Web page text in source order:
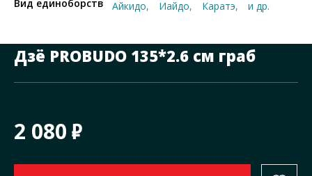
Вид единоборств
Айкидо Иайдо Каратэ и др.
Дзё PROBUDO 135*2.6 см граб
2 080